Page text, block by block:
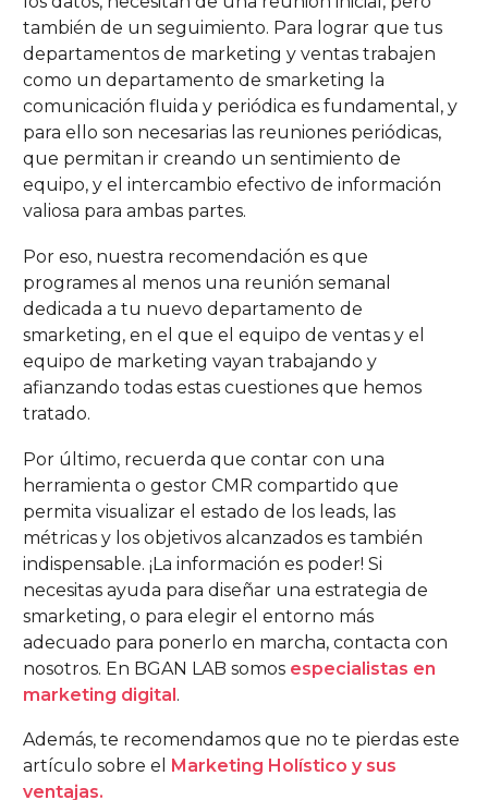
también de un seguimiento. Para lograr que tus
departamentos de marketing y ventas trabajen
como un departamento de smarketing la
comunicación fluida y periódica es fundamental, y
para ello son necesarias las reuniones periódicas,
que permitan ir creando un sentimiento de
equipo, y el intercambio efectivo de información
valiosa para ambas partes.
Por eso, nuestra recomendación es que
programes al menos una reunión semanal
dedicada a tu nuevo departamento de
smarketing, en el que el equipo de ventas y el
equipo de marketing vayan trabajando y
afianzando todas estas cuestiones que hemos
tratado.
Por último, recuerda que contar con una
herramienta o gestor CMR compartido que
permita visualizar el estado de los leads, las
métricas y los objetivos alcanzados es también
indispensable. ¡La información es poder! Si
necesitas ayuda para diseñar una estrategia de
smarketing, o para elegir el entorno más
adecuado para ponerlo en marcha, contacta con
nosotros. En BGAN LAB somos especialistas en
marketing digital.
Además, te recomendamos que no te pierdas este
artículo sobre el
Marketing Holístico y sus
ventajas.